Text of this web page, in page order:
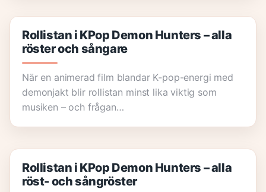
Rollistan i KPop Demon Hunters – alla
röster och sångare
När en animerad film blandar K‑pop-energi med
demonjakt blir rollistan minst lika viktig som
musiken – och frågan…
Rollistan i KPop Demon Hunters – alla
röst- och sångröster